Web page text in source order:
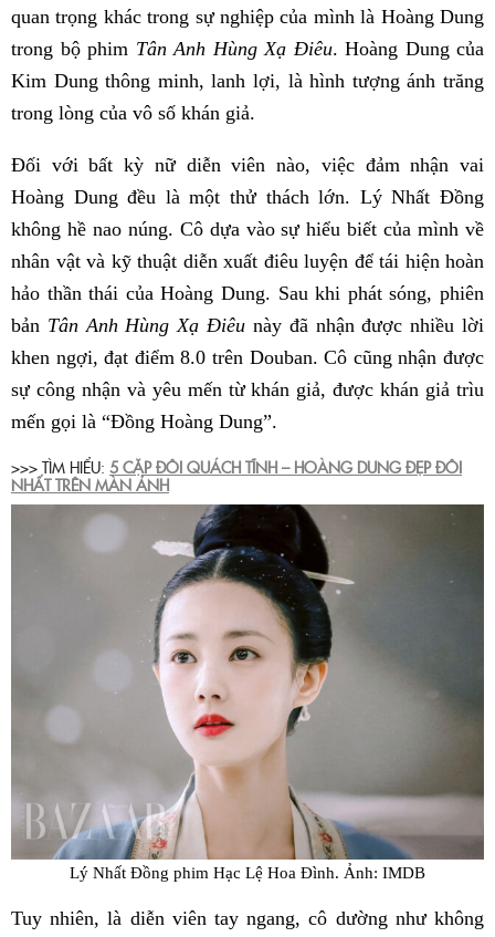
quan trọng khác trong sự nghiệp của mình là Hoàng Dung
trong bộ phim Tân Anh Hùng Xạ Điêu. Hoàng Dung của
Kim Dung thông minh, lanh lợi, là hình tượng ánh trăng
trong lòng của vô số khán giả.
Đối với bất kỳ nữ diễn viên nào, việc đảm nhận vai
Hoàng Dung đều là một thử thách lớn. Lý Nhất Đồng
không hề nao núng. Cô dựa vào sự hiểu biết của mình về
nhân vật và kỹ thuật diễn xuất điêu luyện để tái hiện hoàn
hảo thần thái của Hoàng Dung. Sau khi phát sóng, phiên
bản Tân Anh Hùng Xạ Điêu này đã nhận được nhiều lời
khen ngợi, đạt điểm 8.0 trên Douban. Cô cũng nhận được
sự công nhận và yêu mến từ khán giả, được khán giả trìu
mến gọi là “Đồng Hoàng Dung”.
>>> TÌM HIỂU: 5 CẶP ĐÔI QUÁCH TĨNH – HOÀNG DUNG ĐẸP ĐÔI
NHẤT TRÊN MÀN ẢNH
Lý Nhất Đồng phim Hạc Lệ Hoa Đình. Ảnh: IMDB
Tuy nhiên, là diễn viên tay ngang, cô dường như không